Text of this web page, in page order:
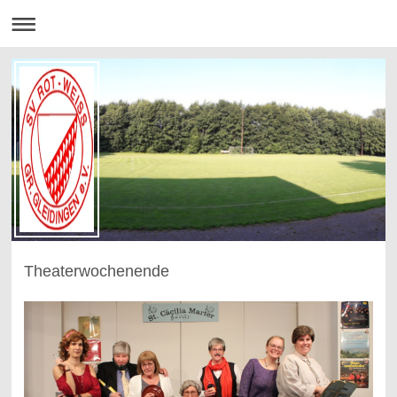
Theaterwochenende